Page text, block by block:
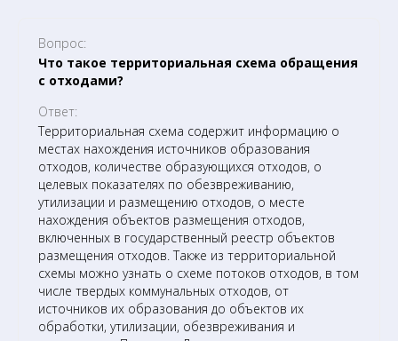
Вопрос:
Что такое территориальная схема обращения
с отходами?
Ответ:
Территориальная схема содержит информацию о
местах нахождения источников образования
отходов, количестве образующихся отходов, о
целевых показателях по обезвреживанию,
утилизации и размещению отходов, о месте
нахождения объектов размещения отходов,
включенных в государственный реестр объектов
размещения отходов. Также из территориальной
схемы можно узнать о схеме потоков отходов, в том
числе твердых коммунальных отходов, от
источников их образования до объектов их
обработки, утилизации, обезвреживания и